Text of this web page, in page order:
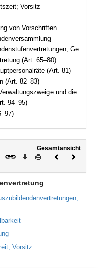
Vorsitz
von Vorschriften
Jugend- und Auszubildendenvertretung
(Art. 65–80)
(Art. 81)
(Art. 82–83)
von Verschlußsachen (Art. 84–93)
94–95)
Gesamtansicht
Download
DruckenVorheriges
Vorsitz